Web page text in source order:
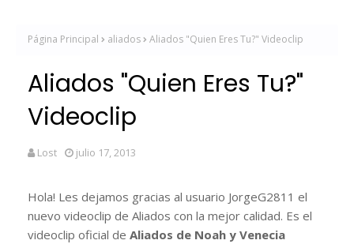
Página Principal aliados Aliados "Quien Eres Tu?" Videoclip
Aliados "Quien Eres Tu?"
Videoclip
Lost julio 17, 2013
Hola! Les dejamos gracias al usuario JorgeG2811 el
nuevo videoclip de Aliados con la mejor calidad. Es el
videoclip oficial de Aliados de Noah y Venecia